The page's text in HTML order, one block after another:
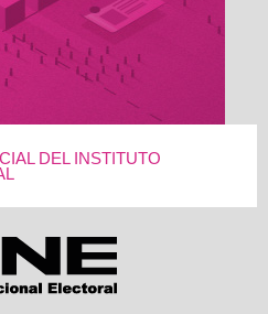
DEL INSTITUTO